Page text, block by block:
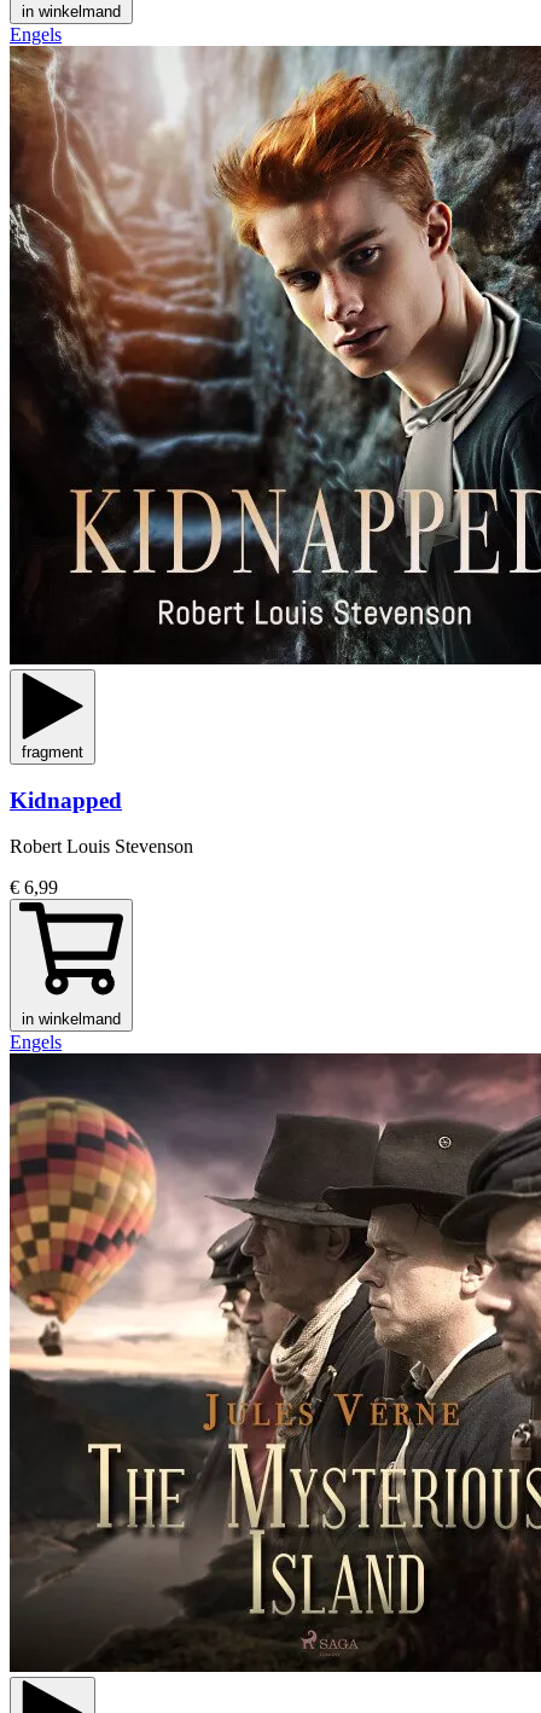
in winkelmand
Engels
fragment
Kidnapped
Robert Louis Stevenson
€ 6,99
in winkelmand
Engels